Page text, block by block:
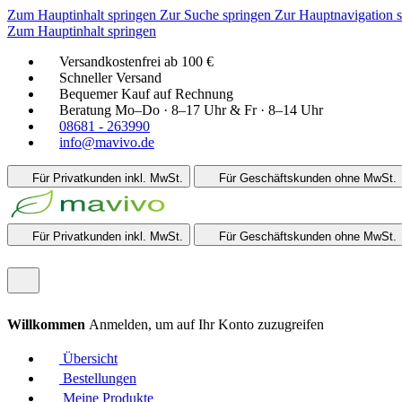
Zum Hauptinhalt springen Zur Suche springen Zur Hauptnavigation
Zum Hauptinhalt springen
Versandkostenfrei ab 100 €
Schneller Versand
Bequemer Kauf auf Rechnung
Beratung Mo–Do · 8–17 Uhr & Fr · 8–14 Uhr
08681 - 263990
info@mavivo.de
Für Privatkunden inkl. MwSt. Für Geschäftskunden ohne MwSt.
Für Privatkunden inkl. MwSt. Für Geschäftskunden ohne MwSt.
Willkommen Anmelden, um auf Ihr Konto zuzugreifen
Übersicht
Bestellungen
Meine Produkte